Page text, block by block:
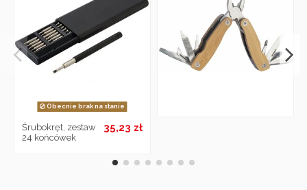
Obecnie brak na stanie
Śrubokręt, zestaw
24 końcówek
35,23 zł